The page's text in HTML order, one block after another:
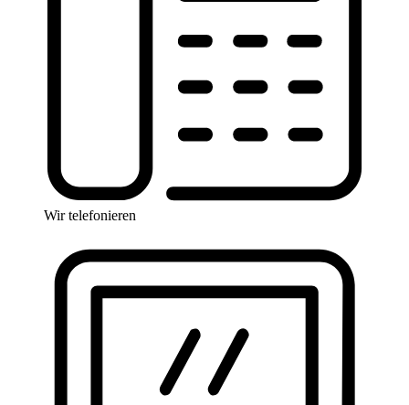
Wir telefonieren